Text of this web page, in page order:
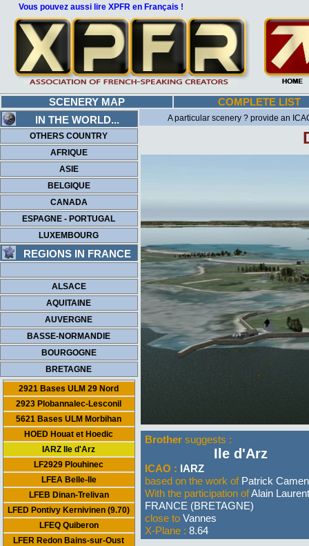
Vous pouvez aussi lire XPFR en Français !
SCENERY MAP
COMPLETE LIST
IN THE WORLD...
OTHERS COUNTRY
AFRIQUE
ASIE
BELGIQUE
CANADA
ESPAGNE - PORTUGAL
LUXEMBOURG
REGIONS IN FRANCE
ALSACE
AQUITAINE
AUVERGNE
BASSE-NORMANDIE
BOURGOGNE
BRETAGNE
2921 Bases ULM 29 Nord
2923 Plobannalec-Lesconil
5621 Bases ULM Morbihan
HOED Houat et Hoedic
IARZ Ile d'Arz
LF2929 Plouhinec
LFEA Belle-Ile
LFEB Dinan-Trelivan
LFED Pontivy Kernivinen (9.70)
LFEQ Quiberon
LFER Redon Bains-sur-Oust
A particular scenery ? provide an
Brother suggests :
Ile d'Arz
ICAO : IARZ
based on the work of Patrick
With the participation ofAlain Laurent
FRANCE (BRETAGNE)
close to Vannes
X-Plane : 8.64